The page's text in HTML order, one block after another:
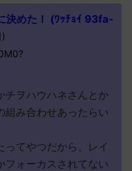
決めた！ (ﾜｯﾁｮｲ 93fa-
チヲハウハネさんとか
組み合わせあったらい
ってやつだから、レイ
フォーカスされてない